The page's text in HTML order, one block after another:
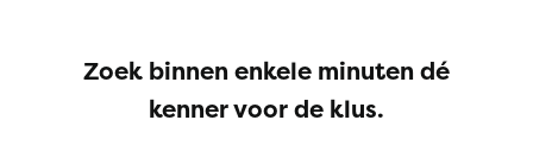
Zoek binnen enkele minuten dé
kenner voor de klus.